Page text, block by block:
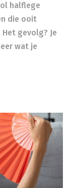
halflege
die ooit
gevolg? Je
wat je